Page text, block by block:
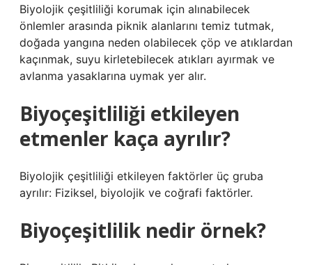
Biyolojik çeşitliliği korumak için alınabilecek
önlemler arasında piknik alanlarını temiz tutmak,
doğada yangına neden olabilecek çöp ve atıklardan
kaçınmak, suyu kirletebilecek atıkları ayırmak ve
avlanma yasaklarına uymak yer alır.
Biyoçeşitliliği etkileyen
etmenler kaça ayrılır?
Biyolojik çeşitliliği etkileyen faktörler üç gruba
ayrılır: Fiziksel, biyolojik ve coğrafi faktörler.
Biyoçeşitlilik nedir örnek?